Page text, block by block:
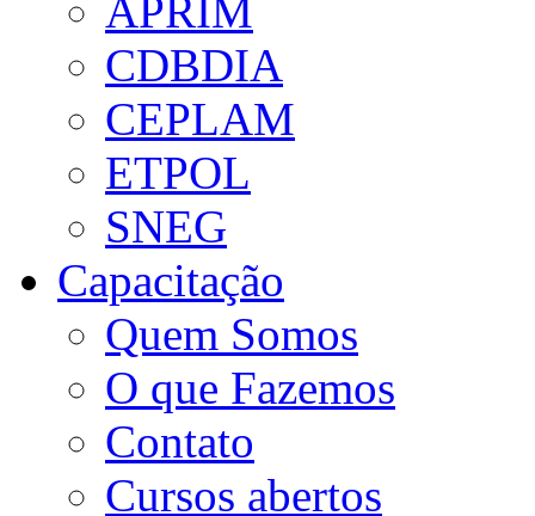
APRIM
CDBDIA
CEPLAM
ETPOL
SNEG
Capacitação
Quem Somos
O que Fazemos
Contato
Cursos abertos